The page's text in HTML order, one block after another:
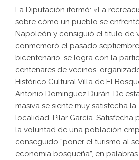
La Diputación iformó: «La
sobre cómo un pueblo se
Napoleón y consiguió el título de
conmemoró el pasado
bicentenario, se logra con la
centenares de vecinos,
Histórico Cultural Villa de El
Antonio Domínguez Durán. De
masiva se siente muy satisfecha
localidad, Pilar García. Satisfecha
la voluntad de una población
conseguido “poner el turismo al
economía bosqueña”, en